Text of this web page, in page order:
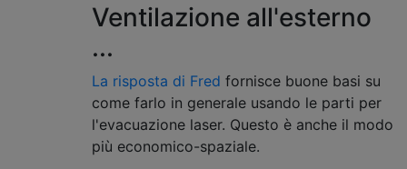
Ventilazione all'esterno
...
La risposta di Fred fornisce buone basi su
come farlo in generale usando le parti per
l'evacuazione laser. Questo è anche il modo
più economico-spaziale.